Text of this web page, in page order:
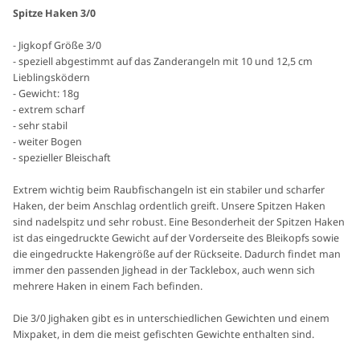
Spitze Haken 3/0
- Jigkopf Größe 3/0
- speziell abgestimmt auf das Zanderangeln mit 10 und 12,5 cm
Lieblingsködern
- Gewicht: 18g
- extrem scharf
- sehr stabil
- weiter Bogen
- spezieller Bleischaft
Extrem wichtig beim Raubfischangeln ist ein stabiler und scharfer
Haken, der beim Anschlag ordentlich greift. Unsere Spitzen Haken
sind nadelspitz und sehr robust. Eine Besonderheit der Spitzen Haken
ist das eingedruckte Gewicht auf der Vorderseite des Bleikopfs sowie
die eingedruckte Hakengröße auf der Rückseite. Dadurch findet man
immer den passenden Jighead in der Tacklebox, auch wenn sich
mehrere Haken in einem Fach befinden.
Die 3/0 Jighaken gibt es in unterschiedlichen Gewichten und einem
Mixpaket, in dem die meist gefischten Gewichte enthalten sind.